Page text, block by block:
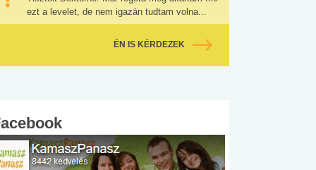
ezt a levelet, de nem igazán tudtam volna...
ÉN IS KÉRDEZEK